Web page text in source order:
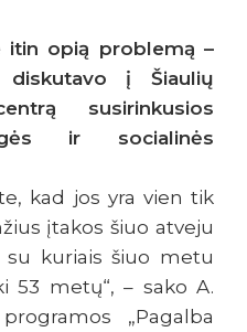
itin opią problemą –
diskutavo į Šiaulių
susirinkusios
ir socialinės
kad jos yra vien tik
įtakos šiuo atveju
su kuriais šiuo metu
53 metų“, – sako A.
„Pagalba